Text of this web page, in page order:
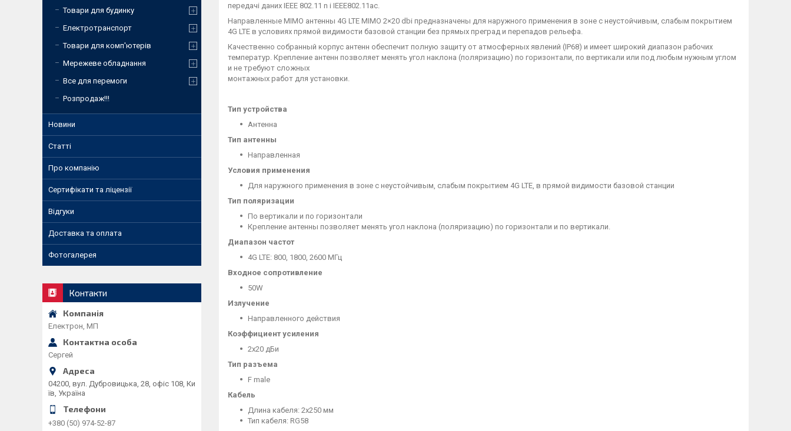
передачі даних IEEE 802.11 n і IEEE802.11ac.
Направленные MIMO антенны 4G LTE MIMO 2×20 dbi предназначены для наружного применения в зоне с неустойчивым, слабым покрытием
4G LTE в условиях прямой видимости базовой станции без прямых преград и перепадов рельефа.
Качественно собранный корпус антенн обеспечит полную защиту от атмосферных явлений (IP68) и имеет широкий диапазон рабочих
температур. Крепление антенн позволяет менять угол наклона (поляризацию) по горизонтали, по вертикали или под любым нужным углом
и не требуют сложных
монтажных работ для установки.
Тип устройства
Антенна
Тип антенны
Направленная
Условия применения
Для наружного применения в зоне с неустойчивым, слабым покрытием 4G LTE, в прямой видимости базовой станции
Тип поляризации
По вертикали и по горизонтали
Крепление антенны позволяет менять угол наклона (поляризацию) по горизонтали и по вертикали.
Диапазон частот
4G LTE: 800, 1800, 2600 МГц
Входное сопротивление
50W
Излучение
Направленного действия
Коэффициент усиления
2x20 дБи
Тип разъема
F male
Кабель
Длина кабеля: 2х250 мм
Тип кабеля: RG58
Товари для будинку
Електротранспорт
Товари для комп'ютерів
Мережеве обладнання
Все для перемоги
Розпродаж!!!
Новини
Статті
Про компанію
Сертифікати та ліцензії
Відгуки
Доставка та оплата
Фотогалерея
Контакти
Електрон, МП
Сергей
04200, вул. Дубровицька, 28, офіс 108, Ки
їв, Україна
+380 (50) 974-52-87